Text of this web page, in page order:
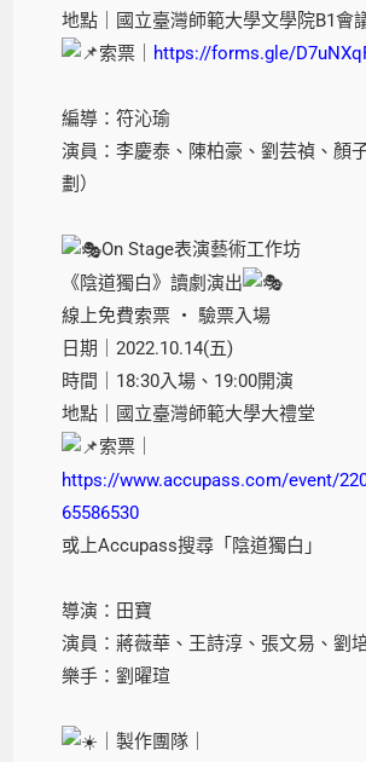
地點｜國立臺灣師範大學文學院B1會
索票｜ https://forms.gle/
編導：符沁瑜
演員：李慶泰、陳柏豪、劉芸禎、顏
劃）
On Stage表演藝術工作坊
《陰道獨白》讀劇演出
線上免費索票 ‧ 驗票入場
日期｜2022.10.14(五)
時間｜18:30入場、19:00開演
地點｜國立臺灣師範大學大禮堂
索票｜
https://www.accupass.com/event/
65586530
或上Accupass搜尋「陰道獨白」
導演：田寶
演員：蔣薇華、王詩淳、張文易、劉
樂手：劉曜瑄
｜製作團隊｜